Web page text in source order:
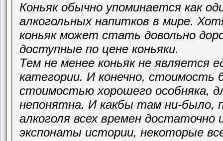
Коньяк обычно упоминается как
алкогольных напитков в мире.
коньяк может стать довольно
доступные по цене коньяки.
Тем не менее коньяк не является
категории. И конечно, стоимость
стоимостью хорошего особняка,
непонятна. И какбы там ни-было,
алкоголя всех времен
экспонаты истории, некоторые